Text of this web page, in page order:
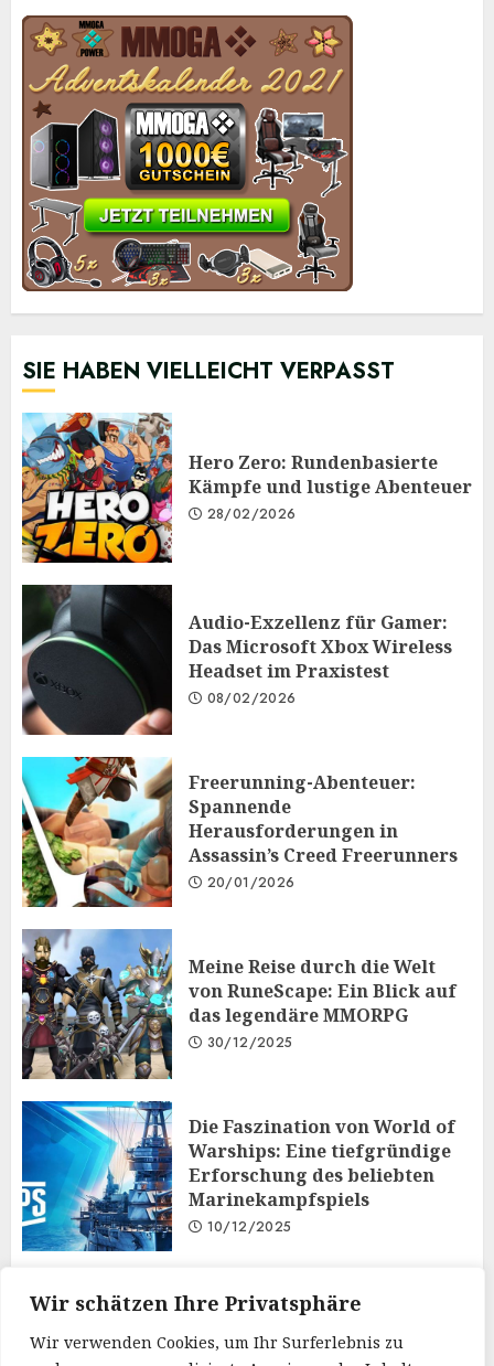
Wir schätzen Ihre Privatsphäre
Wir verwenden Cookies, um Ihr Surferlebnis zu
SIE HABEN VIELLEICHT VERPASST
Hero Zero: Rundenbasierte
Kämpfe und lustige Abenteuer
28/02/2026
Audio-Exzellenz für Gamer:
Das Microsoft Xbox Wireless
Headset im Praxistest
08/02/2026
Freerunning-Abenteuer:
Spannende
Herausforderungen in
Assassin’s Creed Freerunners
20/01/2026
Meine Reise durch die Welt
von RuneScape: Ein Blick auf
das legendäre MMORPG
30/12/2025
Die Faszination von World of
Warships: Eine tiefgründige
Erforschung des beliebten
Marinekampfspiels
10/12/2025
Taktisches Denken und
Diplomatie: Der
Mehrspielermodus von Iron